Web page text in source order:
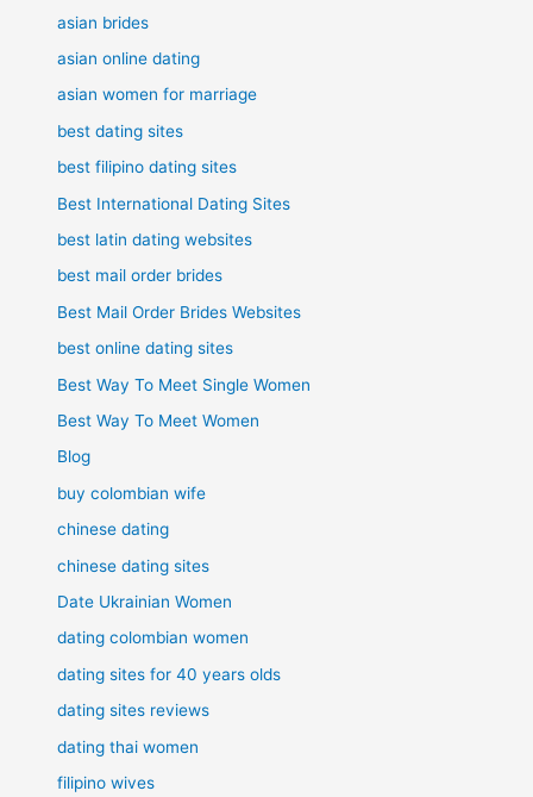
asian brides
asian online dating
asian women for marriage
best dating sites
best filipino dating sites
Best International Dating Sites
best latin dating websites
best mail order brides
Best Mail Order Brides Websites
best online dating sites
Best Way To Meet Single Women
Best Way To Meet Women
Blog
buy colombian wife
chinese dating
chinese dating sites
Date Ukrainian Women
dating colombian women
dating sites for 40 years olds
dating sites reviews
dating thai women
filipino wives